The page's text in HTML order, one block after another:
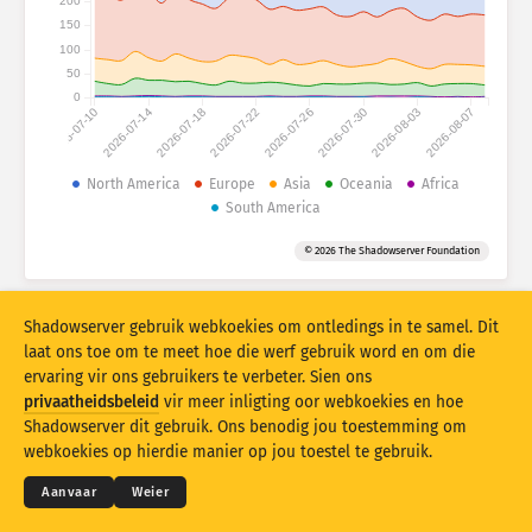
Aanvalstatistieke: Toestelle
Lande
Datastel
Oorvleueling
Dateer op Stel terug
Laai as PNG af
2026-07-102026-07-142026-07-182026-07-222026-07-262026-07-302026-08-032026-08-07
0
50
100
150
North America Europe Asia Oceania
Africa
South America
© 2026 The Shadowserver Foundation
© 2026THE SHADOWSERVER FOUNDATION
Privaatheid en bepalings
Kontak ons Krediete
Shadowserver gebruik webkoekies om ontledings in te samel. Dit
laat ons toe om te meet hoe die werf gebruik word en om die
ervaring vir ons gebruikers te verbeter. Sien ons
privaatheidsbeleid vir meer inligting oor webkoekies en hoe
Shadowserver dit gebruik. Ons benodig jou toestemming om
webkoekies op hierdie manier op jou toestel te gebruik.
Aanvaar Weier